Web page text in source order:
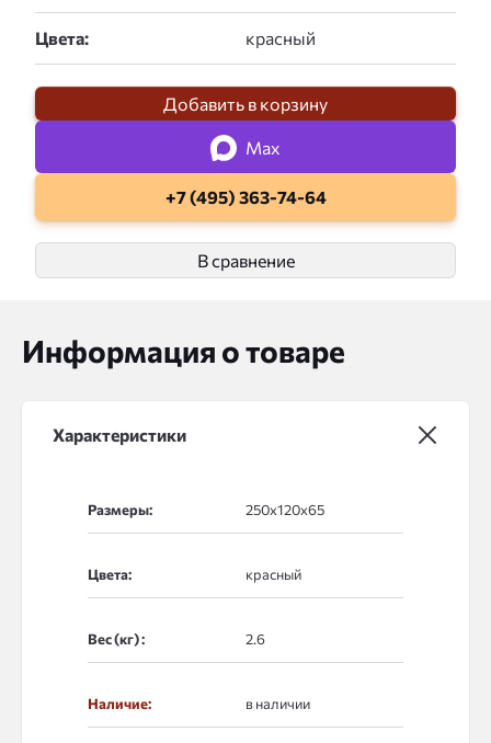
Цвета:
Добавить в корзину
Max
+7 (495) 363-74-64
В сравнение
Информация о товаре
Характеристики
Размеры:
Цвета:
Вес (кг) :
Наличие: в наличии